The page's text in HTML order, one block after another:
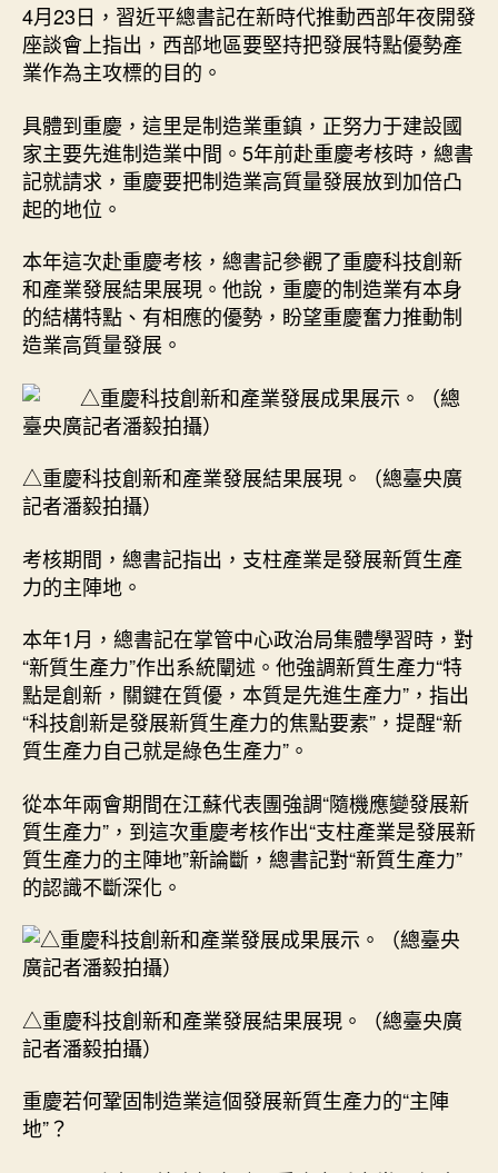
4月23日，習近平總書記在新時代推動西部年夜開發
座談會上指出，西部地區要堅持把發展特點優勢產
業作為主攻標的目的。
具體到重慶，這里是制造業重鎮，正努力于建設國
家主要先進制造業中間。5年前赴重慶考核時，總書
記就請求，重慶要把制造業高質量發展放到加倍凸
起的地位。
本年這次赴重慶考核，總書記參觀了重慶科技創新
和產業發展結果展現。他說，重慶的制造業有本身
的結構特點、有相應的優勢，盼望重慶奮力推動制
造業高質量發展。
△重慶科技創新和產業發展結果展現。（總臺央廣
記者潘毅拍攝）
考核期間，總書記指出，支柱產業是發展新質生產
力的主陣地。
本年1月，總書記在掌管中心政治局集體學習時，對
“新質生產力”作出系統闡述。他強調新質生產力“特
點是創新，關鍵在質優，本質是先進生產力”，指出
“科技創新是發展新質生產力的焦點要素”，提醒“新
質生產力自己就是綠色生產力”。
從本年兩會期間在江蘇代表團強調“隨機應變發展新
質生產力”，到這次重慶考核作出“支柱產業是發展新
質生產力的主陣地”新論斷，總書記對“新質生產力”
的認識不斷深化。
△重慶科技創新和產業發展結果展現。（總臺央廣
記者潘毅拍攝）
重慶若何鞏固制造業這個發展新質生產力的“主陣
地”？